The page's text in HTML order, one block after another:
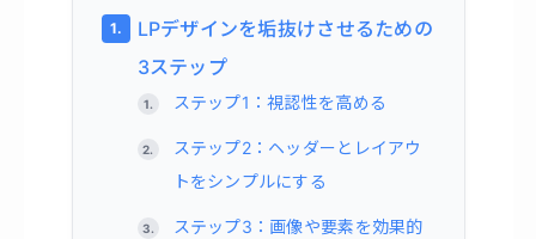
LPデザインを垢抜けさせるための
3ステップ
ステップ1：視認性を高める
ステップ2：ヘッダーとレイアウ
トをシンプルにする
ステップ3：画像や要素を効果的